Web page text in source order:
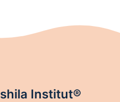
Institut®